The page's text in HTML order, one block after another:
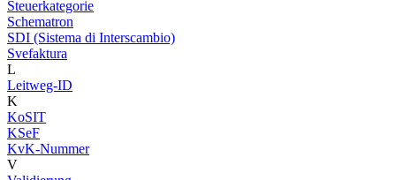
Steuerkategorie
Schematron
SDI (Sistema di Interscambio)
Svefaktura
L
Leitweg-ID
K
KoSIT
KSeF
KvK-Nummer
V